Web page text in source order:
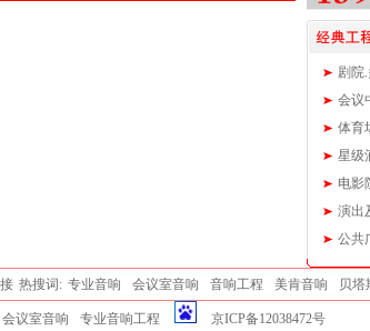
剧院
会议
体育
星级
电影
演出
公共
热搜词: 专业音响 会议室音响 音响工程 美肯音响 贝塔
会议室音响 专业音响工程 京ICP备12038472号